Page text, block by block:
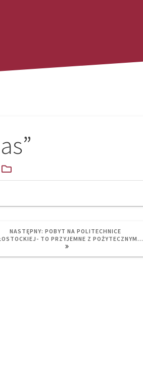
NASTĘPNY: NEXT
POST:
POBYT NA POLITECHNICE
TO PRZYJEMNE Z POŻYTECZNYM…